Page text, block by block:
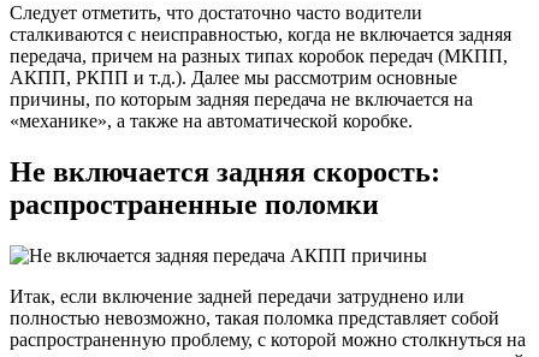
Следует отметить, что достаточно часто водители
сталкиваются с неисправностью, когда не включается задняя
передача, причем на разных типах коробок передач (МКПП,
АКПП, РКПП и т.д.). Далее мы рассмотрим основные
причины, по которым задняя передача не включается на
«механике», а также на автоматической коробке.
Не включается задняя скорость:
распространенные поломки
Итак, если включение задней передачи затруднено или
полностью невозможно, такая поломка представляет собой
распространенную проблему, с которой можно столкнуться на